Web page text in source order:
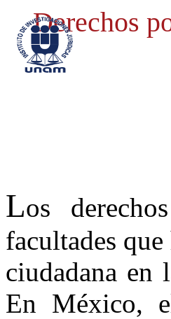
Derechos
Los
facultades
ciudadana en
En México,